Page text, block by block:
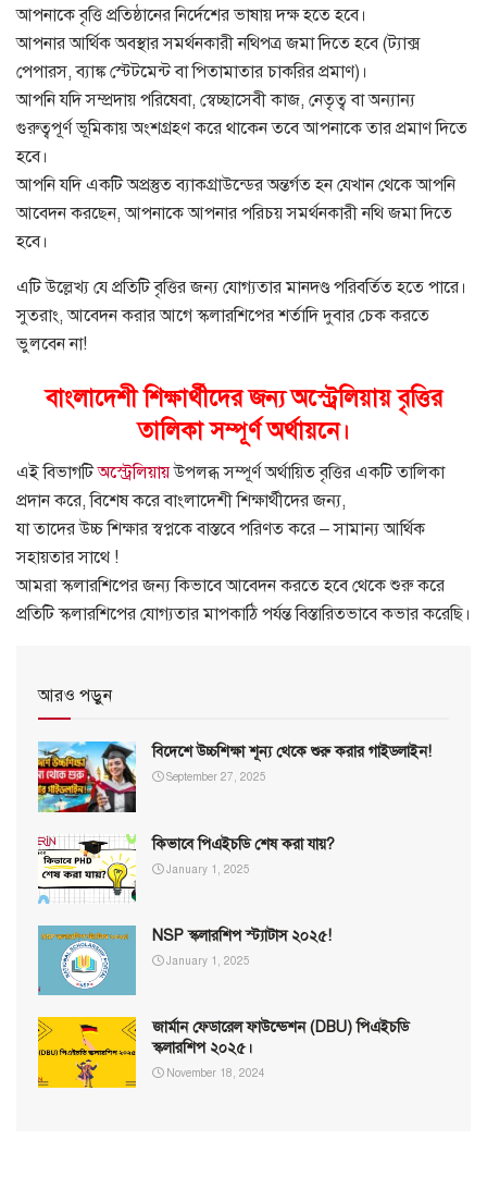
আপনাকে বৃত্তি প্রতিষ্ঠানের নির্দেশের ভাষায় দক্ষ হতে হবে।
আপনার আর্থিক অবস্থার সমর্থনকারী নথিপত্র জমা দিতে হবে (ট্যাক্স
পেপারস, ব্যাঙ্ক স্টেটমেন্ট বা পিতামাতার চাকরির প্রমাণ)।
আপনি যদি সম্প্রদায় পরিষেবা, স্বেচ্ছাসেবী কাজ, নেতৃত্ব বা অন্যান্য
গুরুত্বপূর্ণ ভূমিকায় অংশগ্রহণ করে থাকেন তবে আপনাকে তার প্রমাণ দিতে
হবে।
আপনি যদি একটি অপ্রস্তুত ব্যাকগ্রাউন্ডের অন্তর্গত হন যেখান থেকে আপনি
আবেদন করছেন, আপনাকে আপনার পরিচয় সমর্থনকারী নথি জমা দিতে
হবে।
এটি উল্লেখ্য যে প্রতিটি বৃত্তির জন্য যোগ্যতার মানদণ্ড পরিবর্তিত হতে পারে।
সুতরাং, আবেদন করার আগে স্কলারশিপের শর্তাদি দুবার চেক করতে
ভুলবেন না!
বাংলাদেশী শিক্ষার্থীদের জন্য অস্ট্রেলিয়ায় বৃত্তির
তালিকা সম্পূর্ণ অর্থায়নে।
এই বিভাগটিঅস্ট্রেলিয়ায়উপলব্ধ সম্পূর্ণ অর্থায়িত বৃত্তির একটি তালিকা
প্রদান করে, বিশেষ করে বাংলাদেশী শিক্ষার্থীদের জন্য,
যা তাদের উচ্চ শিক্ষার স্বপ্নকে বাস্তবে পরিণত করে – সামান্য আর্থিক
সহায়তার সাথে !
আমরা স্কলারশিপের জন্য কিভাবে আবেদন করতে হবে থেকে শুরু করে
প্রতিটি স্কলারশিপের যোগ্যতার মাপকাঠি পর্যন্ত বিস্তারিতভাবে কভার করেছি।
আরও পড়ুন
বিদেশে উচ্চশিক্ষা শূন্য থেকে শুরু করার গাইডলাইন!
September 27, 2025
কিভাবে পিএইচডি শেষ করা যায়?
January 1, 2025
NSP স্কলারশিপ স্ট্যাটাস ২০২৫!
January 1, 2025
জার্মান ফেডারেল ফাউন্ডেশন (DBU) পিএইচডি
স্কলারশিপ ২০২৫।
November 18, 2024